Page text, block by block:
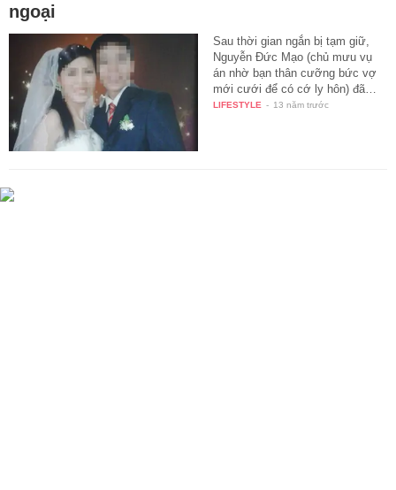
ngoại
Sau thời gian ngắn bị tạm giữ,
Nguyễn Đức Mạo (chủ mưu vụ
án nhờ bạn thân cưỡng bức vợ
mới cưới để có cớ ly hôn) đã…
LIFESTYLE - 13 năm trước